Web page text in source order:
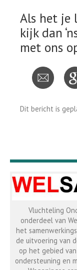
Als het je
kijk dan
met ons
Dit bericht is
Vluchteling
onderdeel van
het
de uitvoering van
op het gebied
ondersteuning en